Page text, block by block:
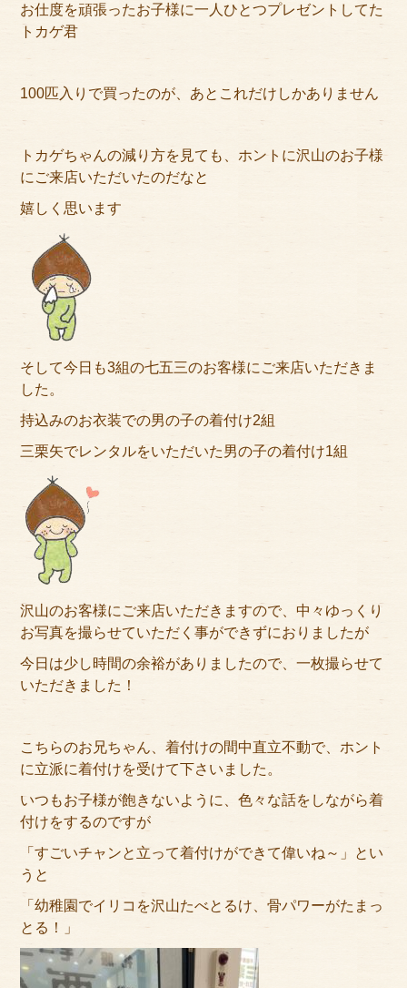
お仕度を頑張ったお子様に一人ひとつプレゼントしてた
トカゲ君
100匹入りで買ったのが、あとこれだけしかありません
トカゲちゃんの減り方を見ても、ホントに沢山のお子様
にご来店いただいたのだなと
嬉しく思います
そして今日も3組の七五三のお客様にご来店いただきま
した。
持込みのお衣装での男の子の着付け2組
三栗矢でレンタルをいただいた男の子の着付け1組
沢山のお客様にご来店いただきますので、中々ゆっくり
お写真を撮らせていただく事ができずにおりましたが
今日は少し時間の余裕がありましたので、一枚撮らせて
いただきました！
こちらのお兄ちゃん、着付けの間中直立不動で、ホント
に立派に着付けを受けて下さいました。
いつもお子様が飽きないように、色々な話をしながら着
付けをするのですが
「すごいチャンと立って着付けができて偉いね～」とい
うと
「幼稚園でイリコを沢山たべとるけ、骨パワーがたまっ
とる！」